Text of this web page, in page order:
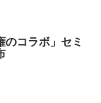
のコラボ」セミ